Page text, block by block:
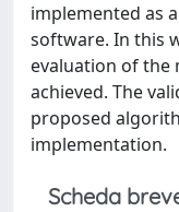
implemented as
software. In this
evaluation of the
achieved. The
proposed
implementation.
Scheda